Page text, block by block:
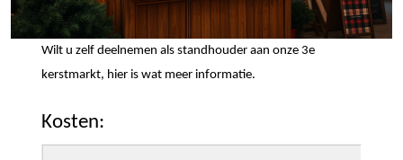
Wilt u zelf deelnemen als standhouder aan onze 3e
kerstmarkt, hier is wat meer informatie.
Kosten: